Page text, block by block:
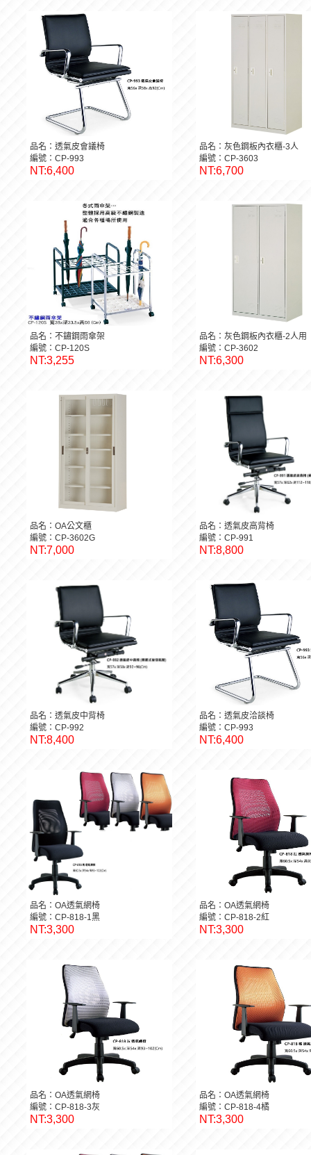
品名：透氣皮會議椅
編號：CP-993
NT:6,400
品名：灰色鋼板內衣櫃-3人
編號：CP-3603
NT:6,700
品名：不鏽鋼雨傘架
編號：CP-120S
NT:3,255
品名：灰色鋼板內衣櫃-2人用
編號：CP-3602
NT:6,300
品名：OA公文櫃
編號：CP-3602G
NT:7,000
品名：透氣皮高背椅
編號：CP-991
NT:8,800
品名：透氣皮中背椅
編號：CP-992
NT:8,400
品名：透氣皮洽談椅
編號：CP-993
NT:6,400
品名：OA透氣網椅
編號：CP-818-1黑
NT:3,300
品名：OA透氣網椅
編號：CP-818-2紅
NT:3,300
品名：OA透氣網椅
編號：CP-818-3灰
NT:3,300
品名：OA透氣網椅
編號：CP-818-4橘
NT:3,300